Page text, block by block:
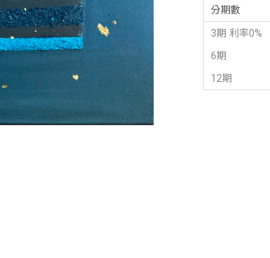
分期數
3期 利率0%
6期
12期